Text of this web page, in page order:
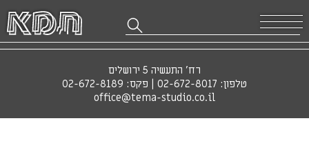
רח' התעשיה 5 ירושלים
טלפון: 02-672-8017 | פקס: 02-672-8189
office@tema-studio.co.il